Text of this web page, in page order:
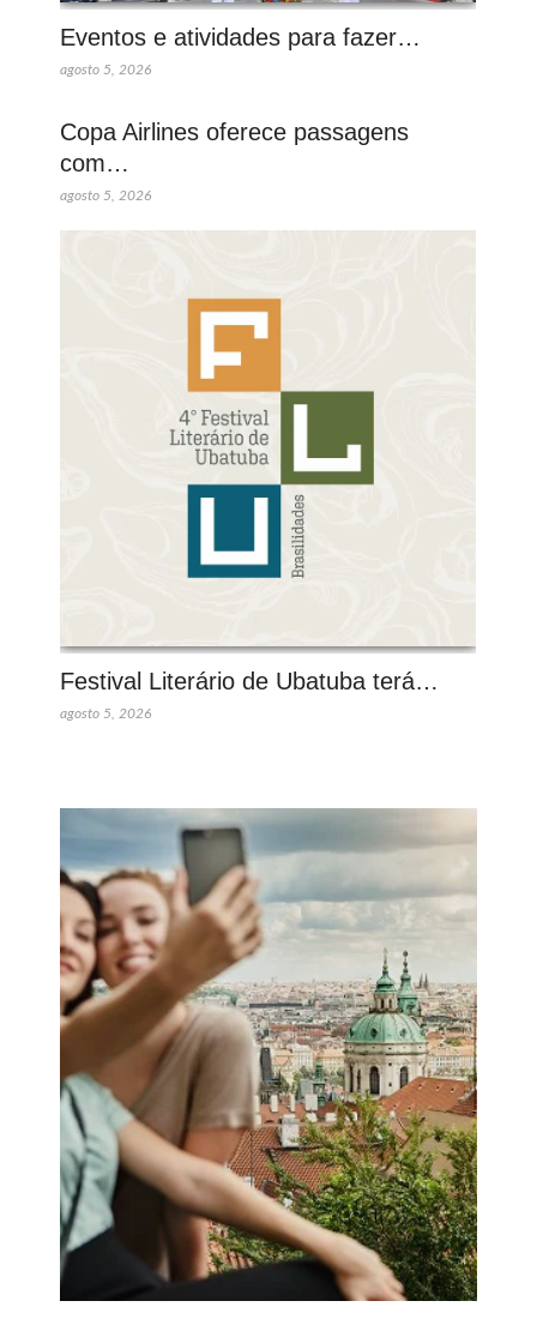
Eventos e atividades para fazer…
agosto 5, 2026
Copa Airlines oferece passagens
com…
agosto 5, 2026
Festival Literário de Ubatuba terá…
agosto 5, 2026